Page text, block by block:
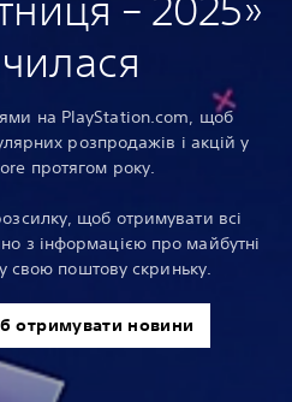
– 2025»
на PlayStation.com, щоб
розпродажів і акцій у
протягом року.
щоб отримувати всі
з інформацією про майбутні
свою поштову скриньку.
отримувати новини